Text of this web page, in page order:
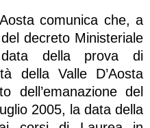
comunica che, a
decreto Ministeriale
della prova di
della Valle D’Aosta
dell’emanazione del
2005, la data della